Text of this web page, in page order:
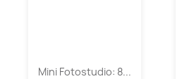
Mini Fotostudio: 8...